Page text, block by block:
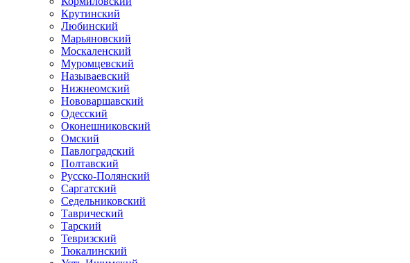
Крутинский
Любинский
Марьяновский
Москаленский
Муромцевский
Называевский
Нижнеомский
Нововаршавский
Одесский
Оконешниковский
Омский
Павлоградский
Полтавский
Русско-Полянский
Саргатский
Седельниковский
Таврический
Тарский
Тевризский
Тюкалинский